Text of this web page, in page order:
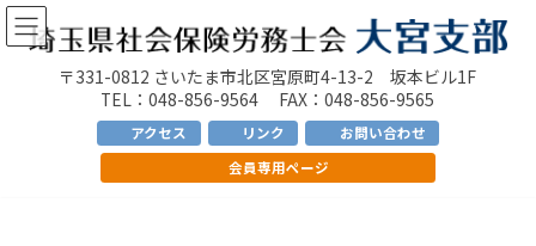
コ
ン
ナ
ビ
〒331-0812 さいたま市北区宮原町4-13-2 坂本ビル1F
TEL：048-856-9564 FAX：048-856-9565
アクセス リンク
お問い合わせ
会員専用ページ